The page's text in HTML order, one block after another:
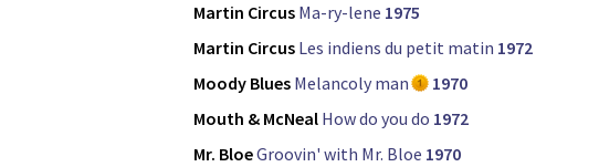
Martin Circus Ma-ry-lene 1975
Martin Circus Les indiens du petit matin 1972
Moody Blues Melancoly man
1970
Mouth & McNeal How do you do 1972
Mr. BloeGroovin' with Mr. Bloe 1970